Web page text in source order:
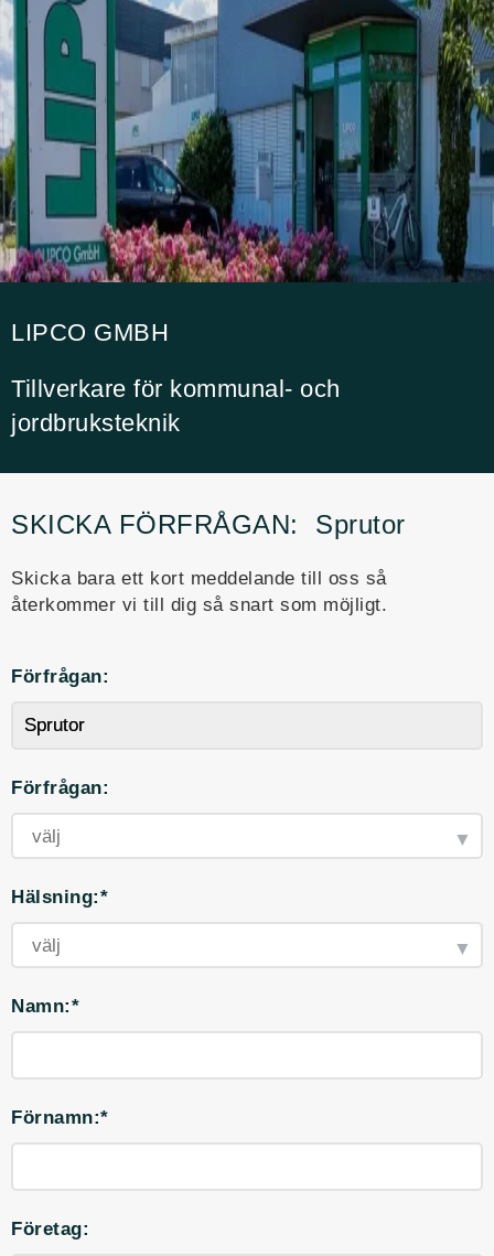
LIPCO GMBH
Tillverkare för kommunal- och
jordbruksteknik
SKICKA FÖRFRÅGAN: Sprutor
Skicka bara ett kort meddelande till oss så
återkommer vi till dig så snart som möjligt.
Förfrågan:
Förfrågan:
Hälsning:*
Namn:*
Förnamn:*
Företag: